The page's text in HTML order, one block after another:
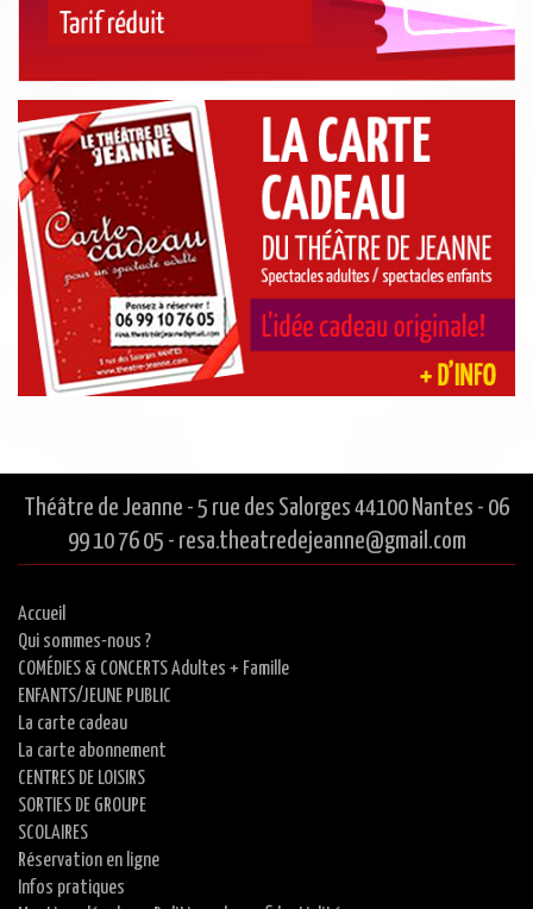
Théâtre de Jeanne - 5 rue des Salorges 44100 Nantes - 06
99 10 76 05 - resa.theatredejeanne@gmail.com
Accueil
Qui sommes-nous ?
COMÉDIES & CONCERTS Adultes + Famille
ENFANTS/JEUNE PUBLIC
La carte cadeau
La carte abonnement
CENTRES DE LOISIRS
SORTIES DE GROUPE
SCOLAIRES
Réservation en ligne
Infos pratiques